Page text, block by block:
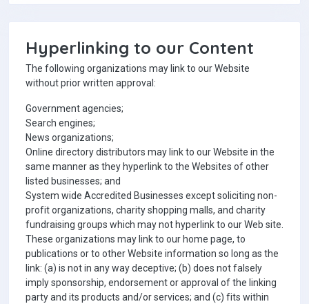
Hyperlinking to our Content
The following organizations may link to our Website
without prior written approval:
Government agencies;
Search engines;
News organizations;
Online directory distributors may link to our Website in the
same manner as they hyperlink to the Websites of other
listed businesses; and
System wide Accredited Businesses except soliciting non-
profit organizations, charity shopping malls, and charity
fundraising groups which may not hyperlink to our Web site.
These organizations may link to our home page, to
publications or to other Website information so long as the
link: (a) is not in any way deceptive; (b) does not falsely
imply sponsorship, endorsement or approval of the linking
party and its products and/or services; and (c) fits within